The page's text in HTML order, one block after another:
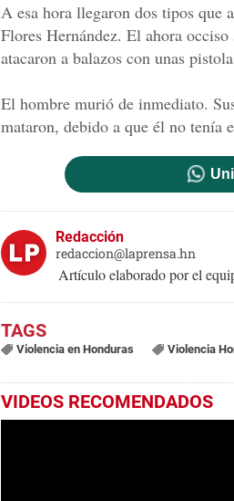
A esa hora llegaron dos tipos que
Flores Hernández. El ahora
atacaron a balazos con unas
El hombre murió de inmediato.
mataron, debido a que él no tenía
Redacción
redaccion@laprensa.hn
Artículo elaborado por el
Violencia en Honduras Violencia
VIDEOS RECOMENDADOS